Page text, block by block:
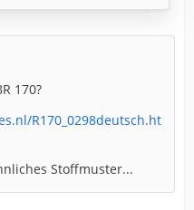
170?
R170_0298deutsch.ht
Stoffmuster...